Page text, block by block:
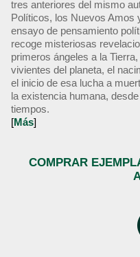
tres anteriores del mismo
Políticos, los Nuevos Amos
ensayo de pensamiento
recoge misteriosas
primeros ángeles a la
vivientes del planeta, el
el inicio de esa lucha a
la existencia humana,
tiempos.
[Más]
COMPRAR